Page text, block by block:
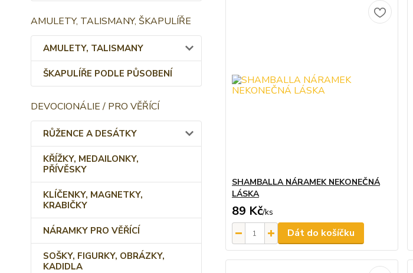
AMULETY, TALISMANY, ŠKAPULÍŘE
AMULETY, TALISMANY
ŠKAPULÍŘE PODLE PŮSOBENÍ
DEVOCIONÁLIE / PRO VĚŘÍCÍ
RŮŽENCE A DESÁTKY
KŘÍŽKY, MEDAILONKY,
PŘÍVĚSKY
KLÍČENKY, MAGNETKY,
KRABIČKY
NÁRAMKY PRO VĚŘÍCÍ
SOŠKY, FIGURKY, OBRÁZKY,
KADIDLA
SHAMBALLA NÁRAMEK NEKONEČNÁ
LÁSKA
89 Kč/ks
Dát do košíčku